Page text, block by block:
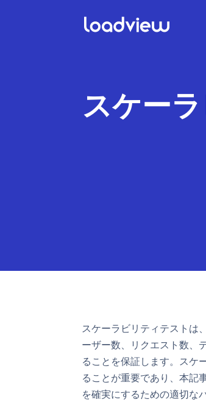
スケー
スケーラビリティテストは
ーザー数、リクエスト数、
ることを保証します。スケ
ることが重要であり、本記
を確実にするための適切な